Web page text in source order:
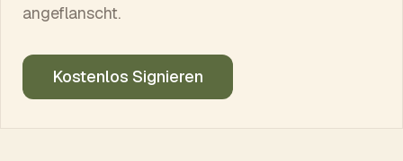
angeflanscht.
Kostenlos Signieren